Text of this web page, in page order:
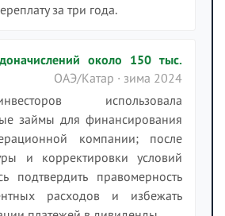
за три года.
около 150 тыс.
ОАЭ/Катар · зима 2024
использовала
займы для финансирования
компании; после
и корректировки условий
подтвердить правомерность
расходов и избежать